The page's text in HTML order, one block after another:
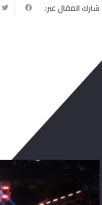
شارك المقال عبر: